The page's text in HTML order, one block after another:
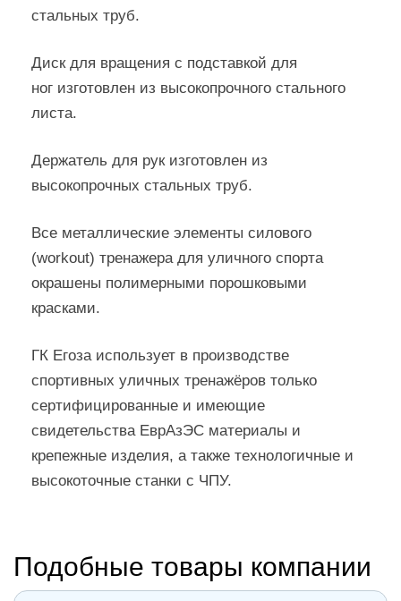
стальных труб.
Диск для вращения с подставкой для
ног изготовлен из высокопрочного стального
листа.
Держатель для рук изготовлен из
высокопрочных стальных труб.
Все металлические элементы силового
(workout) тренажера для уличного спорта
окрашены полимерными порошковыми
красками.
ГК Егоза использует в производстве
спортивных уличных тренажёров только
сертифицированные и имеющие
свидетельства ЕврАзЭС материалы и
крепежные изделия, а также технологичные и
высокоточные станки с ЧПУ.
Подобные товары компании